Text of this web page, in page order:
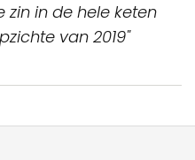
zin in de hele keten
van 2019"